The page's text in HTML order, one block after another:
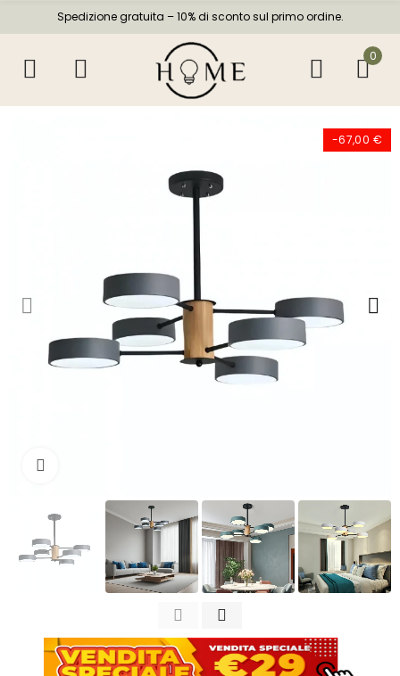
Spedizione gratuita – 10% di sconto sul primo ordine.
0
-67,00 €